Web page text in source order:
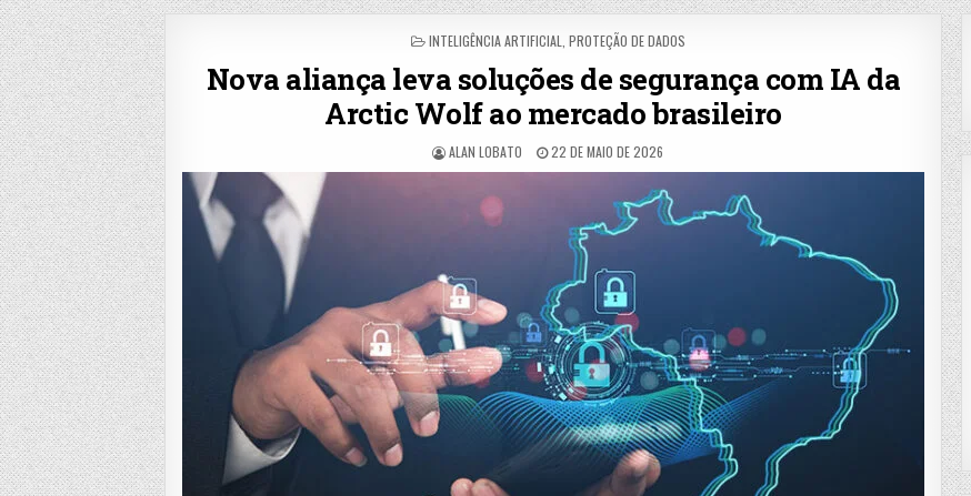
POSTED
INTELIGÊNCIA ARTIFICIAL PROTEÇÃO DE DADOS
Nova aliança leva soluções de segurança com IA da
Arctic Wolf ao mercado brasileiro
ALAN LOBATO 22 DE MAIO DE 2026